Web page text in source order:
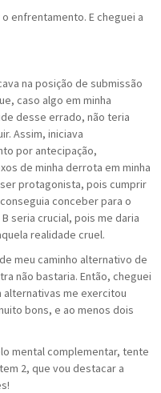
enfrentamento. E cheguei a
na posição de submissão
caso algo em minha
desse errado, não teria
Assim, iniciava
por antecipação,
de minha derrota em minha
protagonista, pois cumprir
conceber para o
seria crucial, pois me daria
realidade cruel.
meu caminho alternativo de
não bastaria. Então, cheguei
alternativas me exercitou
bons, e ao menos dois
mental complementar, tente
2, que vou destacar a